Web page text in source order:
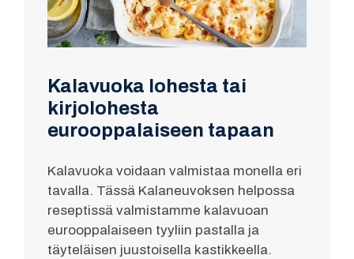
Kalavuoka lohesta tai
kirjolohesta
eurooppalaiseen tapaan
Kalavuoka voidaan valmistaa monella eri
tavalla. Tässä Kalaneuvoksen helpossa
reseptissä valmistamme kalavuoan
eurooppalaiseen tyyliin pastalla ja
täyteläisen juustoisella kastikkeella.